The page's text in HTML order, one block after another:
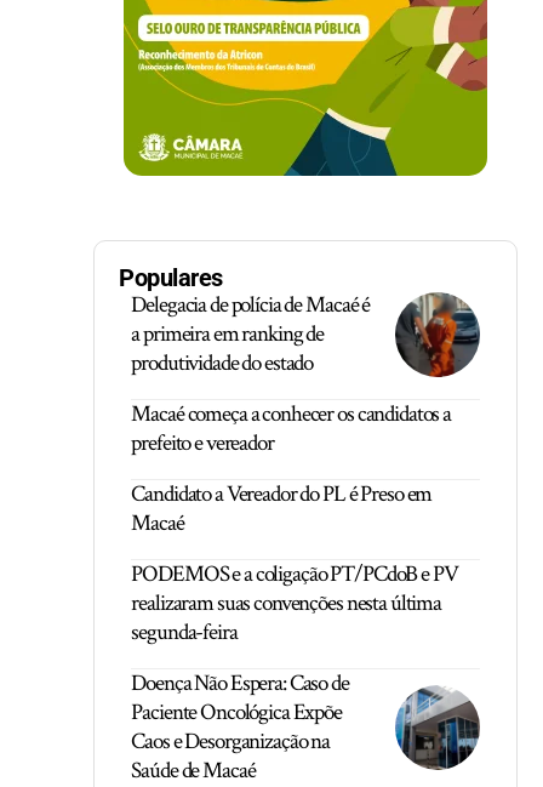
Populares
Delegacia de polícia de Macaé é
a primeira em ranking de
produtividade do estado
Macaé começa a conhecer os candidatos a
prefeito e vereador
Candidato a Vereador do PL é Preso em
Macaé
PODEMOS e a coligação PT/PCdoB e PV
realizaram suas convenções nesta última
segunda-feira
Doença Não Espera: Caso de
Paciente Oncológica Expõe
Caos e Desorganização na
Saúde de Macaé